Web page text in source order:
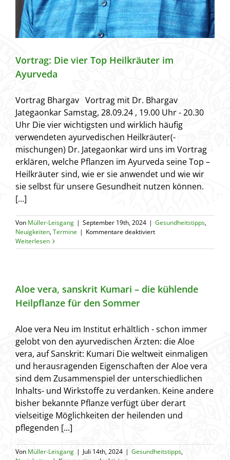
Vortrag: Die vier Top Heilkräuter im
Ayurveda
Vortrag Bhargav Vortrag mit Dr. Bhargav
Jategaonkar Samstag, 28.09.24 , 19.00 Uhr - 20.30
Uhr Die vier wichtigsten und wirklich häufig
verwendeten ayurvedischen Heilkräuter(-
mischungen) Dr. Jategaonkar wird uns im Vortrag
erklären, welche Pflanzen im Ayurveda seine Top –
Heilkräuter sind, wie er sie anwendet und wie wir
sie selbst für unsere Gesundheit nutzen können.
[...]
Von Müller-Leisgang | September 19th, 2024 | Gesundheitstipps,
Neuigkeiten,Termine | Kommentare deaktiviertfür
Die
im
Weiterlesen
Aloe vera, sanskrit Kumari – die kühlende
Heilpflanze für den Sommer
Aloe vera Neu im Institut erhältlich - schon immer
gelobt von den ayurvedischen Ärzten: die Aloe
vera, auf Sanskrit: Kumari Die weltweit einmaligen
und herausragenden Eigenschaften der Aloe vera
sind dem Zusammenspiel der unterschiedlichen
Inhalts- und Wirkstoffe zu verdanken. Keine andere
bisher bekannte Pflanze verfügt über derart
vielseitige Möglichkeiten der heilenden und
pflegenden [...]
Von Müller-Leisgang | Juli 14th, 2024 | Gesundheitstipps,